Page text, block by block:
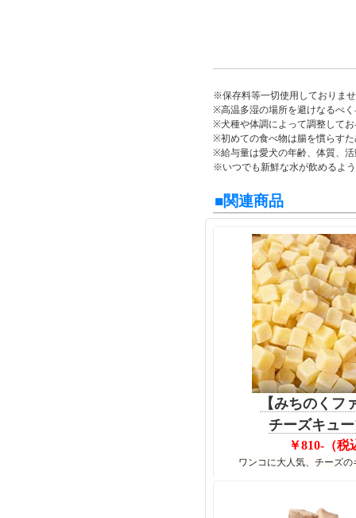
※保存料等一切使用しておりま
※高温多湿の場所を避けなるべ
※犬種や体調によって調整して
※初めての食べ物は腸を慣らす
※給与量は愛犬の年齢、体質、
※いつでも新鮮な水が飲めるよ
■関連商品
【みちのくフ
チーズキュ
￥810-（税
ワンコに大人気、チーズ